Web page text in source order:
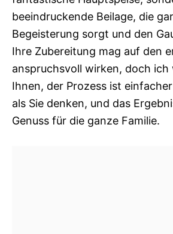
beeindruckende Beilage, die
Begeisterung sorgt und den
Ihre Zubereitung mag auf den
anspruchsvoll wirken, doch ich
Ihnen, der Prozess ist
als Sie denken, und das
Genuss für die ganze Familie.